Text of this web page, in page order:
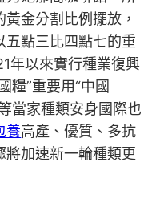
金分割比例擺放，
五點三比四點七的重
年以來實行種業復興
糧”重要用“中國
當家種類安身國際也
養高產、優質、多抗
將加速新一輪種類更